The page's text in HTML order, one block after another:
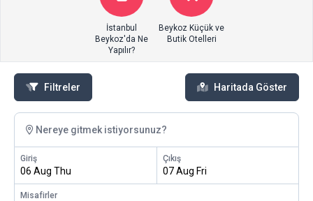
İstanbul
Beykoz'da Ne
Yapılır?
Beykoz Küçük ve
Butik Otelleri
Filtreler Haritada Göster
Nereye gitmek istiyorsunuz?
Giriş
06 Aug Thu
Çıkış
07 Aug Fri
Misafirler